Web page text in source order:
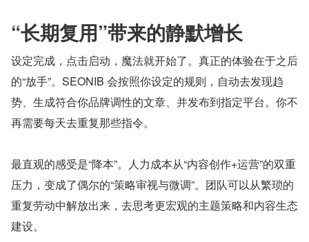
“长期复用”带来的静默增长
设定完成，点击启动，魔法就开始了。真正的体验在于之后
的“放手”。SEONIB 会按照你设定的规则，自动去发现趋
势、生成符合你品牌调性的文章、并发布到指定平台。你不
再需要每天去重复那些指令。
最直观的感受是“降本”。人力成本从“内容创作+运营”的双重
压力，变成了偶尔的“策略审视与微调”。团队可以从繁琐的
重复劳动中解放出来，去思考更宏观的主题策略和内容生态
建设。